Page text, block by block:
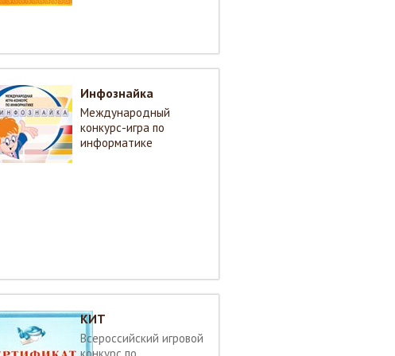
Инфознайка
Международный
конкурс-игра по
информатике
КИТ
Всероссийский игровой